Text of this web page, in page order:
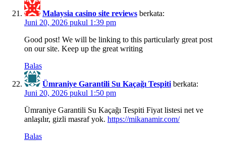
Malaysia casino site reviews berkata:
Juni 20, 2026 pukul 1:39 pm
Good post! We will be linking to this particularly great post
on our site. Keep up the great writing
Balas
Ümraniye Garantili Su Kaçağı Tespiti berkata:
Juni 20, 2026 pukul 1:50 pm
Ümraniye Garantili Su Kaçağı Tespiti Fiyat listesi net ve
anlaşılır, gizli masraf yok. https://mikanamir.com/
Balas